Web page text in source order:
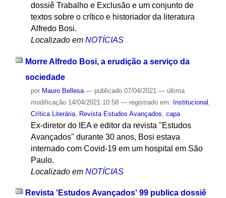
dossiê Trabalho e Exclusão e um conjunto de
textos sobre o crítico e historiador da literatura
Alfredo Bosi.
Localizado em NOTÍCIAS
Morre Alfredo Bosi, a erudição a serviço da
sociedade
por Mauro Bellesa — publicado07/04/2021 — última
modificação14/04/2021 10:58 — registrado em: Institucional
Crítica Literária, Revista Estudos Avançados capa
Ex-diretor do IEA e editor da revista "Estudos
Avançados" durante 30 anos, Bosi estava
internado com Covid-19 em um hospital em São
Paulo.
Localizado em NOTÍCIAS
Revista 'Estudos Avançados' 99 publica dossiê